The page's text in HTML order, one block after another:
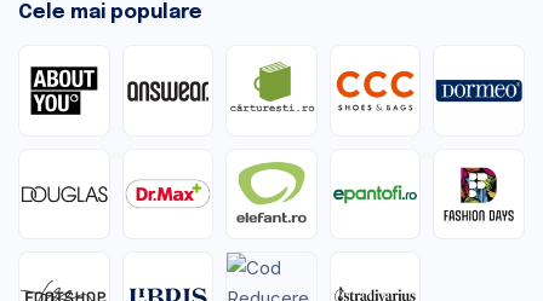
Cele mai populare